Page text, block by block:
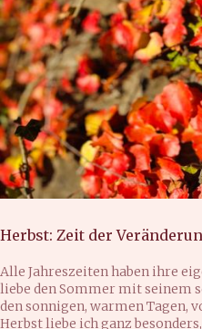
Herbst: Zeit der
Alle Jahreszeiten haben ihre
liebe den Sommer mit seinem
den sonnigen, warmen Tagen,
Herbst liebe ich ganz